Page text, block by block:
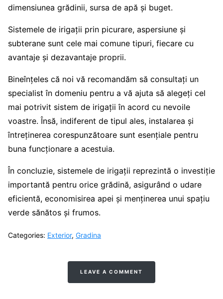
dimensiunea grădinii, sursa de apă și buget.
Sistemele de irigații prin picurare, aspersiune și
subterane sunt cele mai comune tipuri, fiecare cu
avantaje și dezavantaje proprii.
Bineînțeles că noi vă recomandăm să consultați un
specialist în domeniu pentru a vă ajuta să alegeți cel
mai potrivit sistem de irigații în acord cu nevoile
voastre. Însă, indiferent de tipul ales, instalarea și
întreținerea corespunzătoare sunt esențiale pentru
buna funcționare a acestuia.
În concluzie, sistemele de irigații reprezintă o investiție
importantă pentru orice grădină, asigurând o udare
eficientă, economisirea apei și menținerea unui spațiu
verde sănătos și frumos.
Categories: Exterior, Gradina
LEAVE A COMMENT